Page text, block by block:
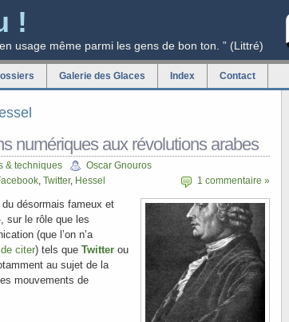
!
usage même parmi les gens de bon ton. ” (Littré)
Galerie des Glaces Index Contact
numériques aux révolutions arabes
& techniques
Oscar Gnouros
, Twitter, Hessel 1 commentaire »
désormais fameux et
sur le rôle que les
(que l’on n’a
citer) tels que Twitter ou
au sujet de la
mouvements de